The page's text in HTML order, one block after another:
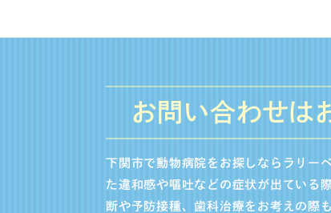
お問い合わせは
下関市で動物病院をお探しならラリー
た違和感や嘔吐などの症状が出ている
断や予防接種、歯科治療をお考えの際